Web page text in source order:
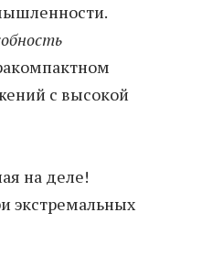
с высокой
на деле!
экстремальных